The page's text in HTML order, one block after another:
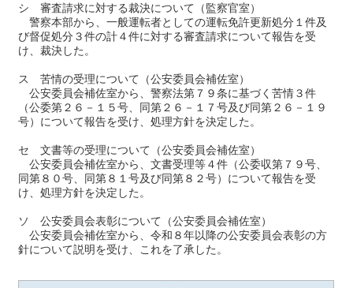
シ 審査請求に対する裁決について（監察官室）
警察本部から、一般運転者としての運転免許更新処分１件及
び督促処分３件の計４件に対する審査請求について報告を受
け、裁決した。
ス 苦情の受理について（公安委員会補佐室）
公安委員会補佐室から、警察法第７９条に基づく苦情３件
（公委第２６－１５号、同第２６－１７号及び同第２６－１９
号）について報告を受け、処理方針を決定した。
セ 文書等の受理について（公安委員会補佐室）
公安委員会補佐室から、文書受理等４件（公委収第７９号、
同第８０号、同第８１号及び同第８２号）について報告を受
け、処理方針を決定した。
ソ 公安委員会表彰について（公安委員会補佐室）
公安委員会補佐室から、令和８年以降の公安委員会表彰の方
針について説明を受け、これを了承した。